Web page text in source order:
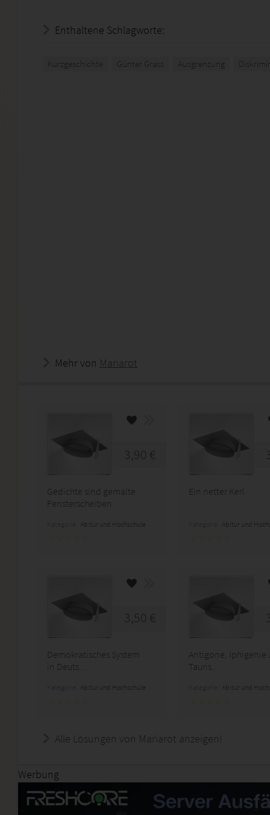
Enthaltene Schlagworte:
Kurzgeschichte Günter Grass Ausgrenzung
Mehr von Mariarot
3,90 €
Gedichte sind gemalte
Fensterscheiben
Abitur und Hochschule
Ein netter Kerl
Abitur und
3,50 €
Demokratisches System
in Deuts...
Abitur und Hochschule
Antigone, Iphigenie
Tauris...
Abitur und
Alle Lösungen von Mariarot anzeigen!
Werbung